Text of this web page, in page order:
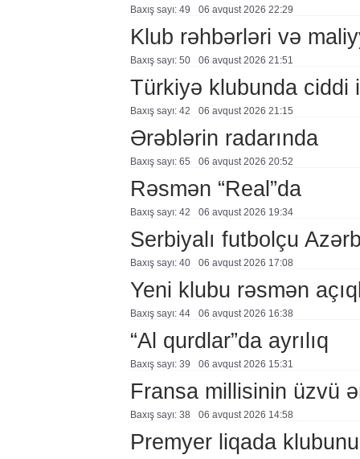
Baxış sayı: 49 06 avqust 2026 22:29
Klub rəhbərləri və
Baxış sayı: 50 06 avqust 2026 21:51
Türkiyə klubunda ciddi
Baxış sayı: 42 06 avqust 2026 21:15
Ərəblərin radarında
Baxış sayı: 65 06 avqust 2026 20:52
Rəsmən “Real”da
Baxış sayı: 42 06 avqust 2026 19:34
Serbiyalı futbolçu
Baxış sayı: 40 06 avqust 2026 17:08
Yeni klubu rəsmən
Baxış sayı: 44 06 avqust 2026 16:38
“Al qurdlar”da ayrılıq
Baxış sayı: 39 06 avqust 2026 15:31
Fransa millisinin üzvü
Baxış sayı: 38 06 avqust 2026 14:58
Premyer liqada